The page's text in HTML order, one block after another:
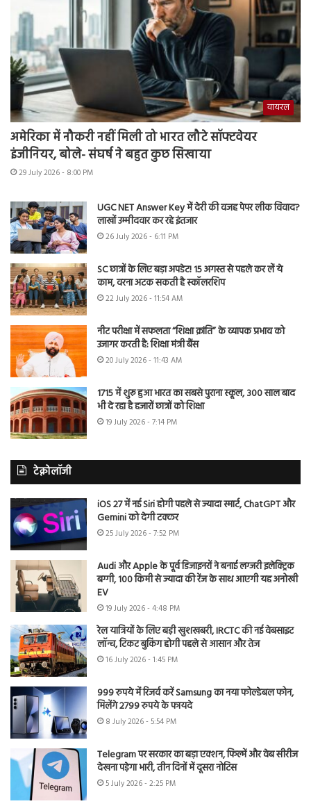
वायरल
अमेरिका में नौकरी नहीं मिली तो भारत लौटे सॉफ्टवेयर
इंजीनियर, बोले- संघर्ष ने बहुत कुछ सिखाया
29 July 2026 - 8:00 PM
UGC NET Answer Key में देरी की वजह पेपर लीक विवाद?
लाखों उम्मीदवार कर रहे इंतजार
26 July 2026 - 6:11 PM
SC छात्रों के लिए बड़ा अपडेट! 15 अगस्त से पहले कर लें ये
काम, वरना अटक सकती है स्कॉलरशिप
22 July 2026 - 11:54 AM
नीट परीक्षा में सफलता “शिक्षा क्रांति” के व्यापक प्रभाव को
उजागर करती है: शिक्षा मंत्री बैंस
20 July 2026 - 11:43 AM
1715 में शुरू हुआ भारत का सबसे पुराना स्कूल, 300 साल बाद
भी दे रहा है हजारों छात्रों को शिक्षा
19 July 2026 - 7:14 PM
टेक्नोलॉजी
iOS 27 में नई Siri होगी पहले से ज्यादा स्मार्ट, ChatGPT और
Gemini को देगी टक्कर
25 July 2026 - 7:52 PM
Audi और Apple के पूर्व डिजाइनरों ने बनाई लग्जरी इलेक्ट्रिक
बग्गी, 100 किमी से ज्यादा की रेंज के साथ आएगी यह अनोखी
EV
19 July 2026 - 4:48 PM
रेल यात्रियों के लिए बड़ी खुशखबरी, IRCTC की नई वेबसाइट
लॉन्च, टिकट बुकिंग होगी पहले से आसान और तेज
16 July 2026 - 1:45 PM
999 रुपये में रिजर्व करें Samsung का नया फोल्डेबल फोन,
मिलेंगे 2799 रुपये के फायदे
8 July 2026 - 5:54 PM
Telegram पर सरकार का बड़ा एक्शन, फिल्में और वेब सीरीज
देखना पड़ेगा भारी, तीन दिनों में दूसरा नोटिस
5 July 2026 - 2:25 PM